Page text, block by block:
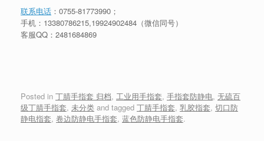
联系电话 ： 0755-81773990 ；
手机： 13380786215,19924902484（微信同号）
客服QQ：2481684869
Posted in 丁腈手指套 归档, 工业用手指套, 手指套防静电, 无硫百
级丁腈手指套, 未分类 and tagged 丁腈手指套, 乳胶指套, 切口防
静电指套, 卷边防静电手指套, 蓝色防静电手指套.